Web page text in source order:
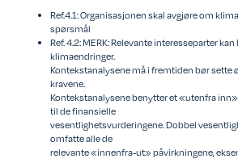
Ref.4.1: Organisasjonen skal avgjøre om
spørsmål
Ref. 4.2: MERK: Relevante interesseparter
klimaendringer.
Kontekstanalysene må i fremtiden bør sette
kravene.
Kontekstanalysene benytter et «utenfra
til de finansielle
vesentlighetsvurderingene. Dobbel
omfatte alle de
relevante «innenfra-ut» påvirkningene,